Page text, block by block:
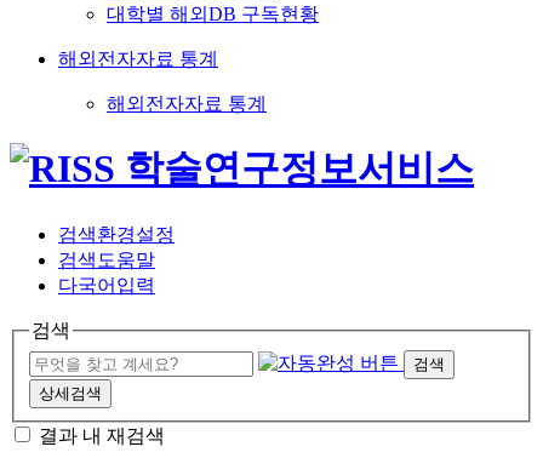
대학별 해외DB 구독현황
해외전자자료 통계
해외전자자료 통계
검색환경설정
검색도움말
다국어입력
검색
검색
상세검색
결과 내 재검색